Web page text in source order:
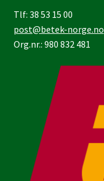
Tlf: 38 53 15 00
post@betek-norge.no
Org.nr.: 980 832 481